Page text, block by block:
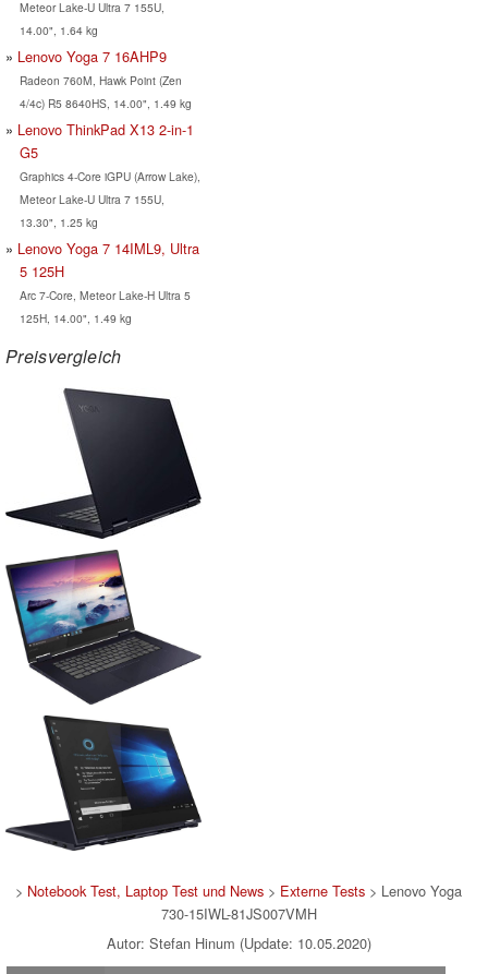
Meteor Lake-U Ultra 7 155U,
14.00", 1.64 kg
Lenovo Yoga 7 16AHP9
Radeon 760M, Hawk Point (Zen
4/4c) R5 8640HS, 14.00", 1.49 kg
Lenovo ThinkPad X13 2-in-1
G5
Graphics 4-Core iGPU (Arrow Lake),
Meteor Lake-U Ultra 7 155U,
13.30", 1.25 kg
Lenovo Yoga 7 14IML9, Ultra
5 125H
Arc 7-Core, Meteor Lake-H Ultra 5
125H, 14.00", 1.49 kg
Preisvergleich
> Notebook Test, Laptop Test und News > Externe Tests > Lenovo Yoga
730-15IWL-81JS007VMH
Autor: Stefan Hinum (Update: 10.05.2020)